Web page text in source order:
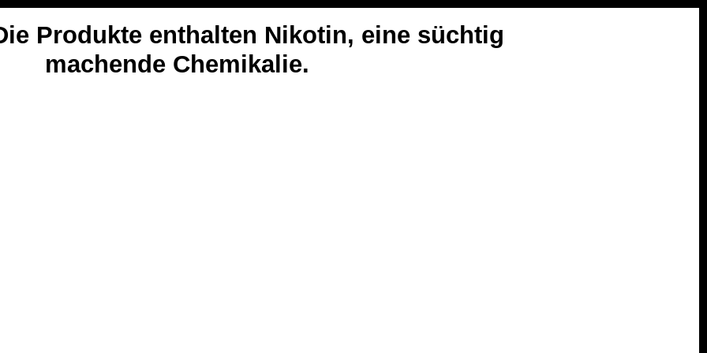
Produkte enthalten Nikotin, eine süchtig
machende Chemikalie.